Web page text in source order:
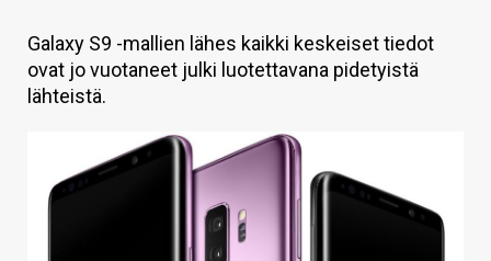
TIETOA
HINTA.FI
VAIHDA TEEMA
Galaxy S9 -mallien lähes kaikki keskeiset tiedot
ovat jo vuotaneet julki luotettavana pidetyistä
lähteistä.